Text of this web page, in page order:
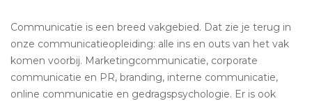
Communicatie is een breed vakgebied. Dat zie je terug in
onze communicatieopleiding: alle ins en outs van het vak
komen voorbij. Marketingcommunicatie, corporate
communicatie en PR, branding, interne communicatie,
online communicatie en gedragspsychologie. Er is ook